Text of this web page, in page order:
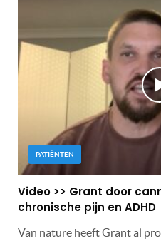
PATIËNTEN
Video >> Grant door
chronische pijn en ADHD
Van nature heeft Grant al